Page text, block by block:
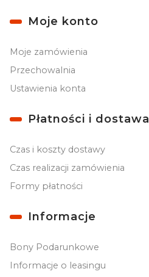
Moje konto
Moje zamówienia
Przechowalnia
Ustawienia konta
Płatności i dostawa
Czas i koszty dostawy
Czas realizacji zamówienia
Formy płatności
Informacje
Bony Podarunkowe
Informacje o leasingu